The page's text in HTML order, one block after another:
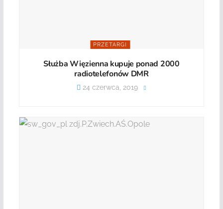
PRZETARGI
Służba Więzienna kupuje ponad 2000
radiotelefonów DMR
24 czerwca, 2019